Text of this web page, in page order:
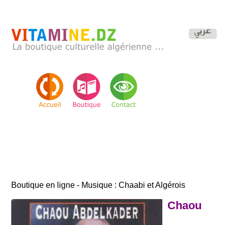
Boutique en ligne - Musique : Chaabi et Algérois
Chaou